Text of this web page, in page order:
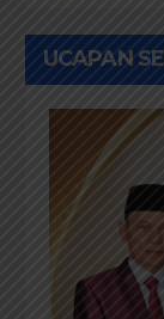
UCAPAN